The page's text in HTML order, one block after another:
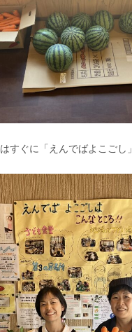
すぐに「えんでばよこごし